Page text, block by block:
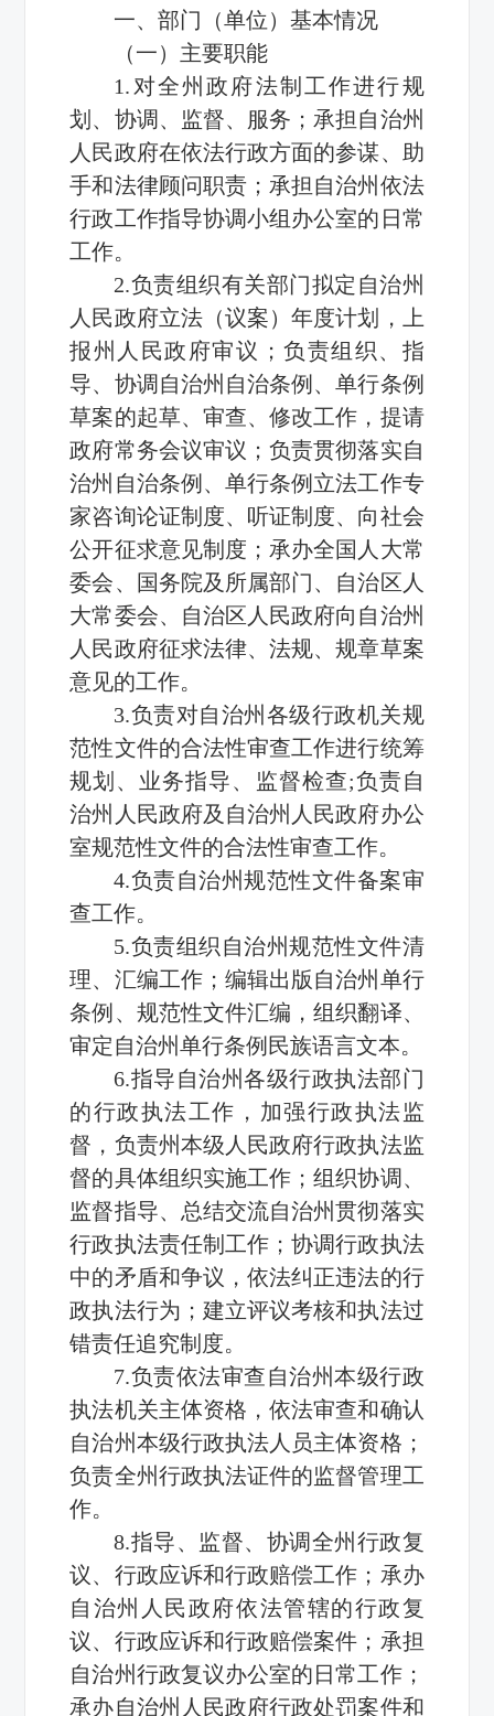
一、部门（单位）基本情况
（一）主要职能
1.对全州政府法制工作进行规
划、协调、监督、服务；承担自治州
人民政府在依法行政方面的参谋、助
手和法律顾问职责；承担自治州依法
行政工作指导协调小组办公室的日常
工作。
2.负责组织有关部门拟定自治州
人民政府立法（议案）年度计划，上
报州人民政府审议；负责组织、指
导、协调自治州自治条例、单行条例
草案的起草、审查、修改工作，提请
政府常务会议审议；负责贯彻落实自
治州自治条例、单行条例立法工作专
家咨询论证制度、听证制度、向社会
公开征求意见制度；承办全国人大常
委会、国务院及所属部门、自治区人
大常委会、自治区人民政府向自治州
人民政府征求法律、法规、规章草案
意见的工作。
3.负责对自治州各级行政机关规
范性文件的合法性审查工作进行统筹
规划、业务指导、监督检查;负责自
治州人民政府及自治州人民政府办公
室规范性文件的合法性审查工作。
4.负责自治州规范性文件备案审
查工作。
5.负责组织自治州规范性文件清
理、汇编工作；编辑出版自治州单行
条例、规范性文件汇编，组织翻译、
审定自治州单行条例民族语言文本。
6.指导自治州各级行政执法部门
的行政执法工作，加强行政执法监
督，负责州本级人民政府行政执法监
督的具体组织实施工作；组织协调、
监督指导、总结交流自治州贯彻落实
行政执法责任制工作；协调行政执法
中的矛盾和争议，依法纠正违法的行
政执法行为；建立评议考核和执法过
错责任追究制度。
7.负责依法审查自治州本级行政
执法机关主体资格，依法审查和确认
自治州本级行政执法人员主体资格；
负责全州行政执法证件的监督管理工
作。
8.指导、监督、协调全州行政复
议、行政应诉和行政赔偿工作；承办
自治州人民政府依法管辖的行政复
议、行政应诉和行政赔偿案件；承担
自治州行政复议办公室的日常工作；
承办自治州人民政府行政处罚案件和